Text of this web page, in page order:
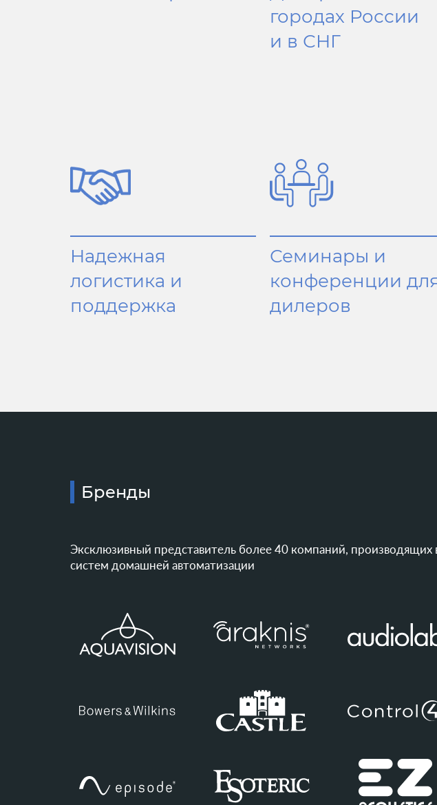
городах России
и в СНГ
Надежная
логистика и
поддержка
Семинары и
конференции
дилеров
Бренды
Эксклюзивный представитель более 40 компаний,
систем домашней автоматизации